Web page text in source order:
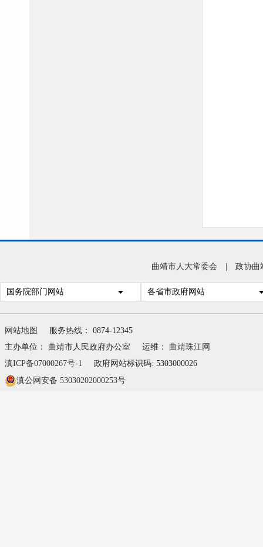
曲靖市人大常委会 政协曲
国务院部门网站 各省市政府网站
网站地图
服务热线： 0874-12345
主办单位： 曲靖市人民政府办公室
运维： 曲靖珠江网
滇ICP备07000267号-1
政府网站标识码: 5303000026
滇公网安备 53030202000253号